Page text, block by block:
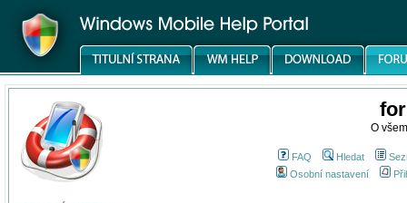
O
FAQ Hledat
Osobní nastavení